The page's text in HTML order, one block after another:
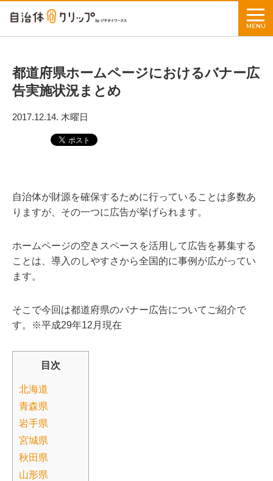
MENU
都道府県ホームページにおけるバナー広
告実施状況まとめ
2017.12.14. 木曜日
自治体が財源を確保するために行っていることは多数あ
りますが、その一つに広告が挙げられます。
ホームページの空きスペースを活用して広告を募集する
ことは、導入のしやすさから全国的に事例が広がってい
ます。
そこで今回は都道府県のバナー広告についてご紹介で
す。※平成29年12月現在
目次
北海道
青森県
岩手県
宮城県
秋田県
山形県